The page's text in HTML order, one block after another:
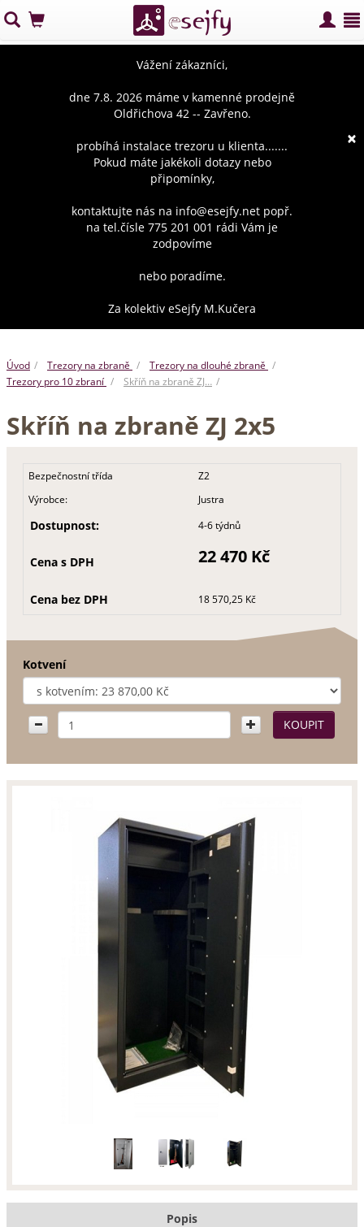
×
Vážení zákazníci,
dne 7.8. 2026 máme v kamenné prodejně
Oldřichova 42 -- Zavřeno.
probíhá instalace trezoru u klienta.......
Pokud máte jakékoli dotazy nebo
připomínky,
kontaktujte nás na info@esejfy.net popř.
na tel.čísle 775 201 001 rádi Vám je
zodpovíme
nebo poradíme.
Za kolektiv eSejfy M.Kučera
Úvod Trezory na zbraně
Trezory na dlouhé zbraně
Trezory pro 10 zbraní
Skříň na zbraně ZJ…
Skříň na zbraně ZJ 2x5
Bezpečnostní třída
Z2
Výrobce:
Justra
Dostupnost: 4-6 týdnů
Cena s DPH 22 470 Kč
Cena bez DPH 18 570,25 Kč
Kotvení
Popis